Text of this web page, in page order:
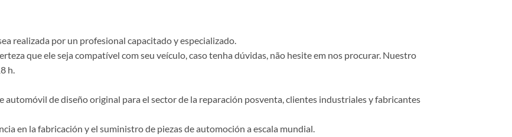
realizada por un profesional capacitado y especializado.
que ele seja compatível com seu veículo, caso tenha dúvidas, não hesite em nos procurar. Nuestro
h.
automóvil de diseño original para el sector de la reparación posventa, clientes industriales y fabricantes
en la fabricación y el suministro de piezas de automoción a escala mundial.